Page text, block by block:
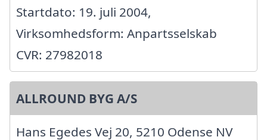
Startdato: 19. juli 2004,
Virksomhedsform: Anpartsselskab
CVR: 27982018
ALLROUND BYG A/S
Hans Egedes Vej 20, 5210 Odense NV